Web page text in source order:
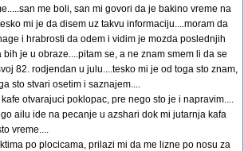
me boli, san mi govori da je bakino vreme na
mi je da disem uz takvu informaciju....moram da
i hrabrosti da odem i vidim je mozda poslednjih
je u obraze....pitam se, a ne znam smem li da se
82. rodjendan u julu....tesko mi je od toga sto znam,
sto stvari osetim i saznajem....
otvarajuci poklopac, pre nego sto je i napravim....
ailu ide na pecanje u azshari dok mi jutarnja kafa
vreme....
po plocicama, prilazi mi da me lizne po nosu za